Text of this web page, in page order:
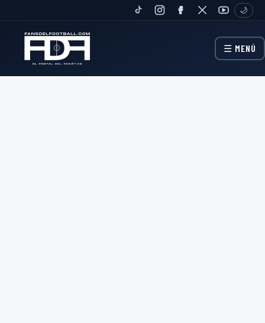
TIKTOKINSTAGRAMFANPAGETWITTERYOUTUBE
🌙
☰ MENÚ